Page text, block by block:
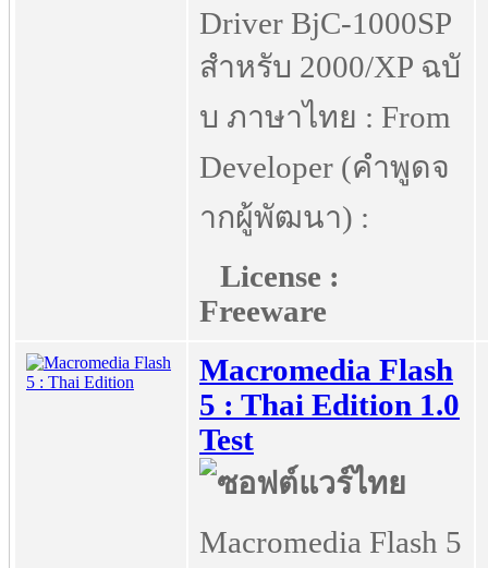
Driver BjC-1000SP
สำหรับ 2000/XP ฉบั
บ ภาษาไทย : From
Developer (คำพูดจ
ากผู้พัฒนา) :
License :
Freeware
Macromedia Flash
5 : Thai Edition 1.0
Test
Macromedia Flash 5